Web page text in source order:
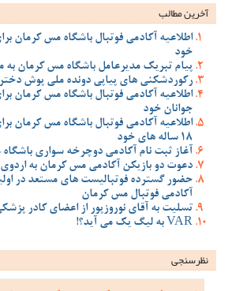
آخرین مطالب
اطلاعیه آکادمی فوتبال باشگاه مس کرمان
خود
پیام تبریک مدیرعامل باشگاه مس کرمان به
رکوردشکنی های پیاپی دونده ملی پوش
اطلاعیه آکادمی فوتبال باشگاه مس کرمان
جوانان خود
اطلاعیه آکادمی فوتبال باشگاه مس کرمان
18 ساله های خود
آغاز ثبت نام آکادمی دوچرخه سواری
دعوت دو بازیکن آکادمی مس کرمان به اردوی
حضور گسترده فوتبالیست های مستعد در
آکادمی فوتبال مس کرمان
تسلیت به آقای نوروزپور از اعضای کادر
VAR به لیگ یک می آید؟!
نظرسنجی